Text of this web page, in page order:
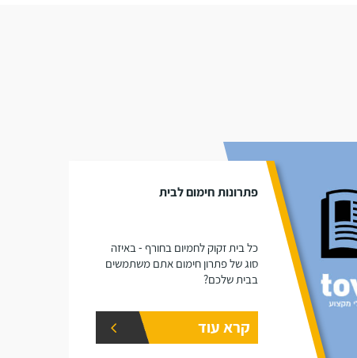
פתרונות חימום לבית
כל בית זקוק לחמיום בחורף - באיזה
סוג של פתרון חימום אתם משתמשים
בבית שלכם?
קרא עוד